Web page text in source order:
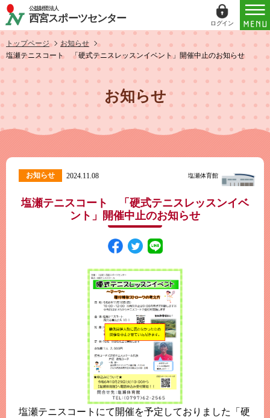
公益財団法人
西宮スポーツセンター ログイン
トップページ
お知らせ
塩瀬テニスコート 「硬式テニスレッスンイベント」開催中止のお知らせ
お知らせ
お知らせ 2024.11.08 塩瀬体育館
塩瀬テニスコート 「硬式テニスレッスンイベ
ント」開催中止のお知らせ
塩瀬テニスコートにて開催を予定しておりました「硬
ログイン
ID（メールアドレス）
パスワード
パスワードは半角数字、英小文字、英大文字
すべてを含む6文字以上
このホームページで会員登録がお済みの方
ログイン
このホームページで会員登録がまだの方
新規会員登録
よくある質問はこちら
パスワードを忘れてしまった方は